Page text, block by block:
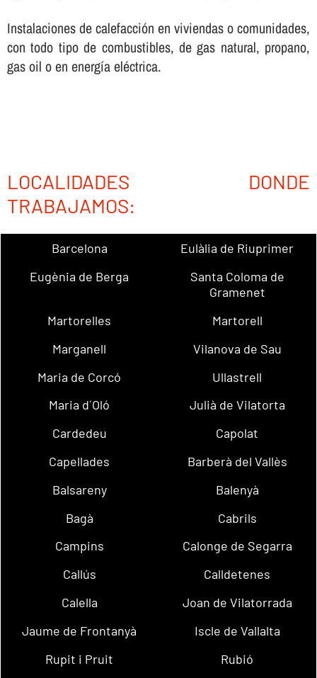
Instalaciones de calefacción en viviendas o comunidades,
con todo tipo de combustibles, de gas natural, propano,
gas oil o en energí­a eléctrica.
LOCALIDADES DONDE
TRABAJAMOS:
Barcelona
Eulàlia de Riuprimer
Eugènia de Berga
Santa Coloma de
Gramenet
Martorelles
Martorell
Marganell
Vilanova de Sau
Maria de Corcó
Ullastrell
Maria d´Oló
Julià de Vilatorta
Cardedeu
Capolat
Capellades
Barberà del Vallès
Balsareny
Balenyà
Bagà
Cabrils
Campins
Calonge de Segarra
Callús
Calldetenes
Calella
Joan de Vilatorrada
Jaume de Frontanyà
Iscle de Vallalta
Rupit i Pruit
Rubió